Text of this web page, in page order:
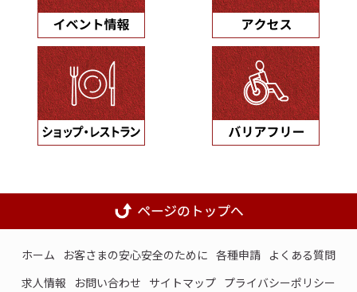
ホーム お客さまの安心安全のために 各種申請 よくある質問
求人情報
お問い合わせ サイトマップ プライバシーポリシー